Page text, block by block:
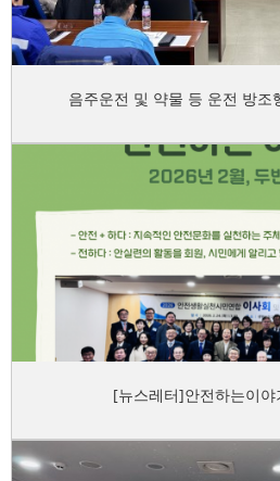
음주운전 및 약물 등 운전 방조
[뉴스레터]안전하는이야